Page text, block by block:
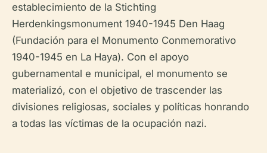
establecimiento de la Stichting
Herdenkingsmonument 1940-1945 Den Haag
(Fundación para el Monumento Conmemorativo
1940-1945 en La Haya). Con el apoyo
gubernamental e municipal, el monumento se
materializó, con el objetivo de trascender las
divisiones religiosas, sociales y políticas honrando
a todas las víctimas de la ocupación nazi.